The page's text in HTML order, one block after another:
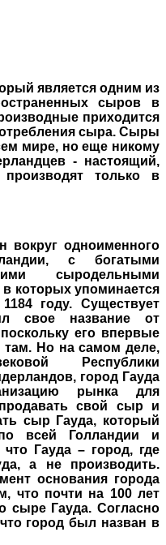
является одним из
сыров в
приходится
сыра. Сыры
мире, но еще никому
- настоящий,
только в
вокруг одноименного
с богатыми
сыродельными
которых упоминается
году. Существует
свое название от
его впервые
там. Но на самом деле,
Республики
город Гауда
рынка для
свой сыр и
сыр Гауда, который
всей Голландии и
Гауда – город, где
а не производить.
основания города
что почти на 100 лет
сыре Гауда. Согласно
город был назван в